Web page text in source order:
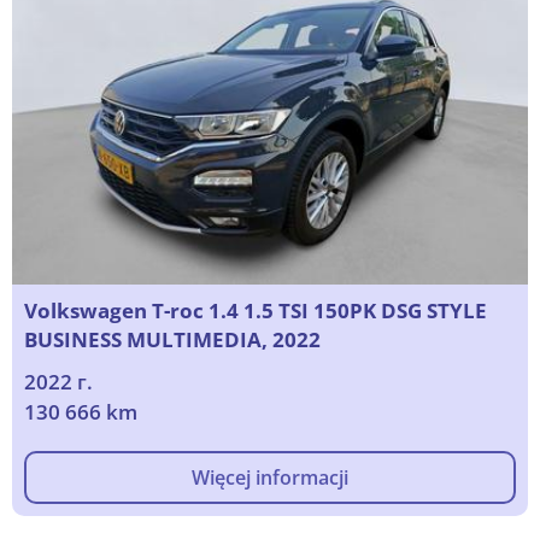
Volkswagen T-roc 1.4 1.5 TSI 150PK DSG STYLE
BUSINESS MULTIMEDIA, 2022
2022 г.
130 666 km
Więcej informacji